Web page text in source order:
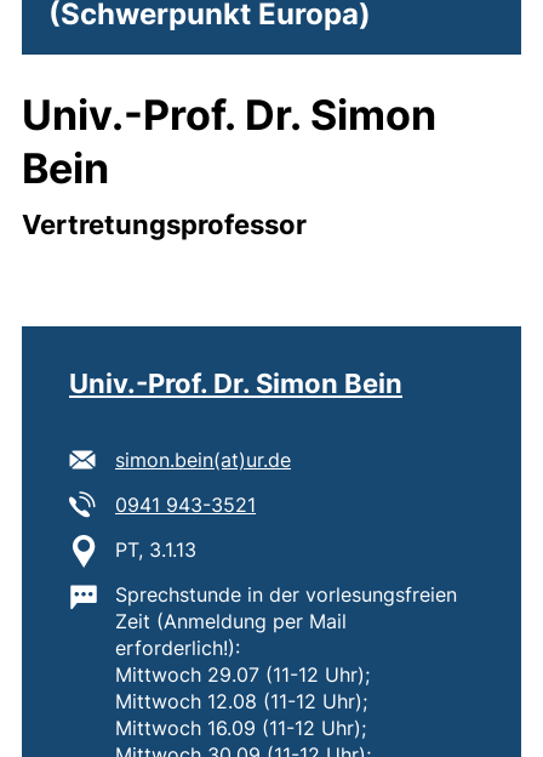
(Schwerpunkt Europa)
Univ.-Prof. Dr. Simon
Bein
Vertretungsprofessor
Univ.-Prof. Dr. Simon Bein
E-Mail Adresse:
simon.bein​(at)​ur.de(öffnet Ihr E-Mail-
Tel:
0941 943-3521
Standort:
PT, 3.1.13
Wichtige Informationen:
Sprechstunde in der vorlesungsfreien
Zeit (Anmeldung per Mail
erforderlich!):
Mittwoch 29.07 (11-12 Uhr);
Mittwoch 12.08 (11-12 Uhr);
Mittwoch 16.09 (11-12 Uhr);